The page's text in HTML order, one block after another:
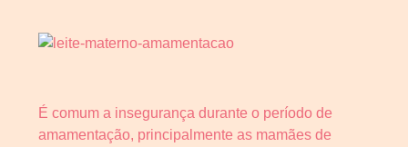
É comum a insegurança durante o período de
amamentação, principalmente as mamães de